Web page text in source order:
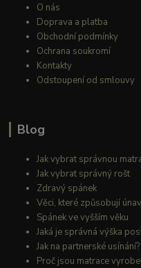
O nás
Doprava a platba
Obchodní podmínky
Ochrana soukromí
Kontakty
Odstoupení od smlouvy
Blog
Jak vybrat správnou
Jak vybrat správný rošt
Zdravý spánek
Věci, které způsobují
Spánek ve vyšším věku
Jaká je správná výška
Jak na partnerské usínání?
Proč jsou matrace